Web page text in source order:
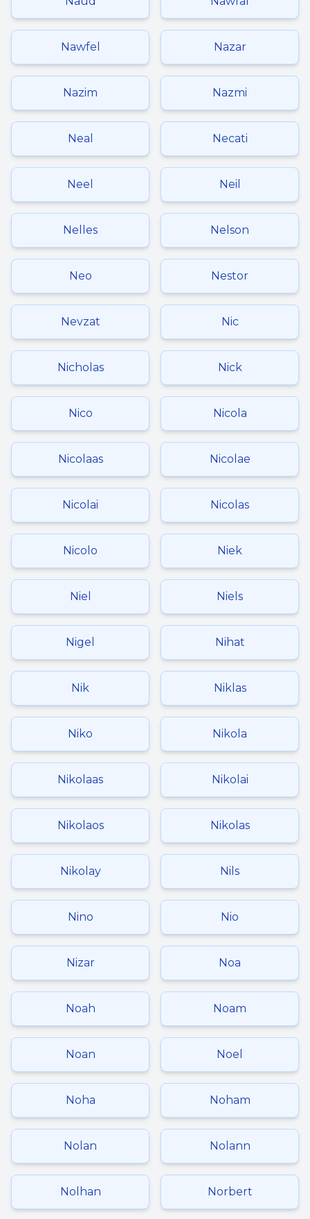
Nawfel Nazar
Nazim Nazmi
Neal Necati
Neel Neil
Nelles Nelson
Neo Nestor
Nevzat Nic
Nicholas Nick
Nico Nicola
Nicolaas Nicolae
Nicolai Nicolas
Nicolo Niek
Niel Niels
Nigel Nihat
Nik Niklas
Niko Nikola
Nikolaas Nikolai
Nikolaos Nikolas
Nikolay Nils
Nino Nio
Nizar Noa
Noah Noam
Noan Noel
Noha Noham
Nolan Nolann
Nolhan Norbert